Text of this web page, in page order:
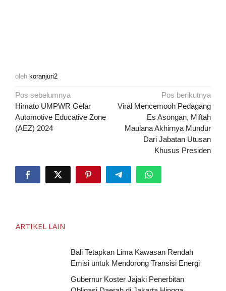
oleh koranjuri2
Navigasi
pos
Pos sebelumnya
Himato UMPWR Gelar
Automotive Educative Zone
(AEZ) 2024
Pos berikutnya
Viral Mencemooh Pedagang
Es Asongan, Miftah
Maulana Akhirnya Mundur
Dari Jabatan Utusan
Khusus Presiden
ARTIKEL LAIN
Bali Tetapkan Lima Kawasan Rendah
Emisi untuk Mendorong Transisi Energi
Gubernur Koster Jajaki Penerbitan